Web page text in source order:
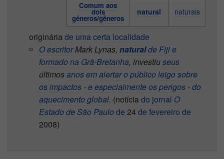
Comum aos
dois
géneros/gêneros
natural naturais
origináriade umacerta localidade
OescritorMark Lynas,naturaldeFijie
formadona Grã-Bretanha, investiuseus
últimosanosemalertaropúblicoleigosobre
osimpactos -eespecialmenteosperigos -do
aquecimentoglobal. (notíciado jornal O
EstadodeSão Paulode 24de fevereiro de
2008)